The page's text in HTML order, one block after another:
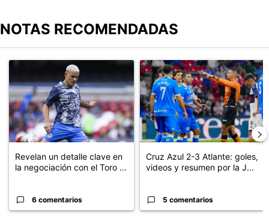
NOTAS RECOMENDADAS
Un artículo de tendencia con el título "Revelan un detalle clave
Revelan un detalle clave en
la negociación con el Toro ...
6 comentarios
Un artículo de tendencia con el
Cruz Azul 2-3 Atlante: goles,
videos y resumen por la J...
5 comentarios